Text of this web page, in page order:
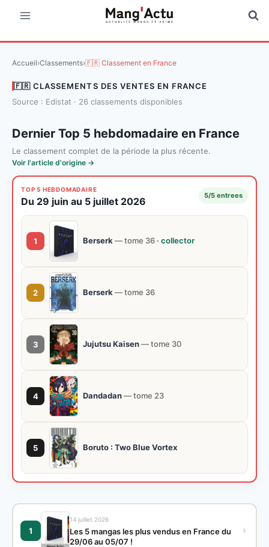
contenu
Accueil›Classements›🇫🇷 Classement en France
🇫🇷 CLASSEMENTS DES VENTES EN FRANCE
Source : Edistat · 26 classements disponibles
Dernier Top 5 hebdomadaire en France
Le classement complet de la période la plus récente.
Voir l'article d'origine →
TOP 5 HEBDOMADAIRE
Du 29 juin au 5 juillet 2026 5/5 entrees
1 Berserk — tome 36 · collector
2 Berserk — tome 36
3 Jujutsu Kaisen— tome 30
4 Dandadan— tome 23
5 Boruto : Two Blue Vortex
1
14 juillet 2026
Les 5 mangas les plus vendus en France du
29/06 au 05/07 !